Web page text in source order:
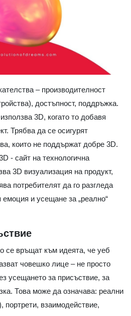
– производителност
достъпност, поддръжка.
3D, когато то добавя
Трябва да се осигурят
които не поддържат добре 3D.
- сайт на технологична
3D визуализация на продукт,
потребителят да го разгледа
и усещане за „реално“
се връщат към идеята, че уеб
човешко лице – не просто
усещането за присъствие, за
Това може да означава: реални
портрети, взаимодействие,